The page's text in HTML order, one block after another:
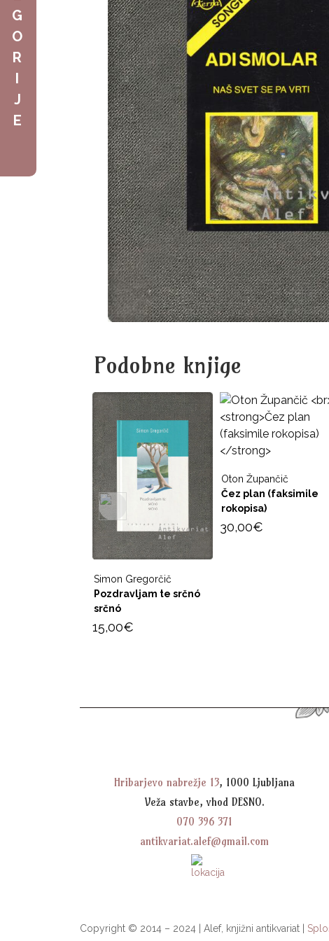
Podobne knjige
Simon Gregorčič
Pozdravljam te srčnó
srčnó
15,00€
Oton Župančič
Čez plan (faksimile
rokopisa)
30,00€
Hribarjevo nabrežje 13, 1000 Ljubljana
Veža stavbe, vhod DESNO.
070 396 371
antikvariat.alef@gmail.com
Copyright © 2014 – 2024 | Alef, knjižni antikvariat |
G
O
R
I
J
E